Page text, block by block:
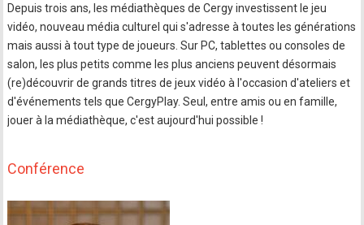
Depuis trois ans, les médiathèques de Cergy investissent le jeu
vidéo, nouveau média culturel qui s'adresse à toutes les générations
mais aussi à tout type de joueurs. Sur PC, tablettes ou consoles de
salon, les plus petits comme les plus anciens peuvent désormais
(re)découvrir de grands titres de jeux vidéo à l'occasion d'ateliers et
d'événements tels que CergyPlay. Seul, entre amis ou en famille,
jouer à la médiathèque, c'est aujourd'hui possible !
Conférence